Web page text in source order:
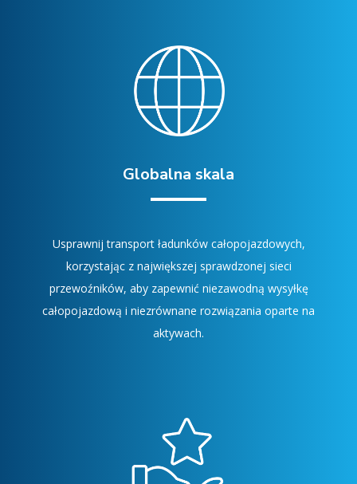
Globalna skala
Usprawnij transport ładunków całopojazdowych,
korzystając z największej sprawdzonej sieci
przewoźników, aby zapewnić niezawodną wysyłkę
całopojazdową i niezrównane rozwiązania oparte na
aktywach.